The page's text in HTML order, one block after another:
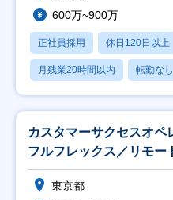
600万~900万
正社員採用 休日120日以上
月残業20時間以内 転勤なし
カスタマーサクセスオ
フルフレックス／リモー
東京都